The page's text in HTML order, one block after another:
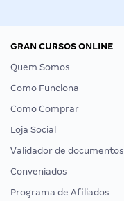
GRAN CURSOS ONLINE
Quem Somos
Como Funciona
Como Comprar
Loja Social
Validador de documentos
Conveniados
Programa de Afiliados